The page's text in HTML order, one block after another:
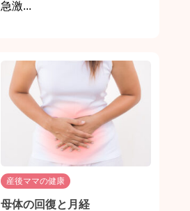
急激...
産後ママの健康
母体の回復と月経